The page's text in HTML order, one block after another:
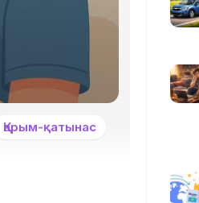
Қарым-қатынас